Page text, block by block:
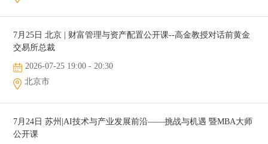
7月25日 北京 | 财富管理与资产配置公开课--高金教授对话前黄金
交易所总裁
2026-07-25 19:00 - 20:30
北京市
7月24日 苏州|AI技术与产业发展前沿——挑战与机遇 暨MBA大师
公开课